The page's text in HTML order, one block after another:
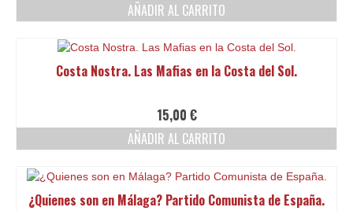
AÑADIR AL CARRITO
Costa Nostra. Las Mafias en la Costa del Sol.
15,00 €
AÑADIR AL CARRITO
¿Quienes son en Málaga? Partido Comunista de España.